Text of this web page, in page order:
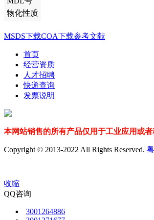
物化性质
MSDS下载COA下载参考文献
首页
经营资质
人才招聘
快递查询
发票说明
本网站销售的所有产品仅用于工业应用或
Copyright © 2013-2022 All Rights Reserved.
收缩
QQ咨询
3001264886